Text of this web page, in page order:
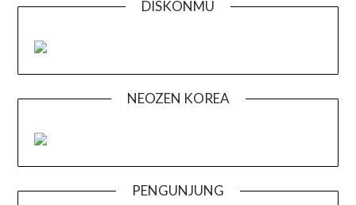
DISKONMU
NEOZEN KOREA
PENGUNJUNG